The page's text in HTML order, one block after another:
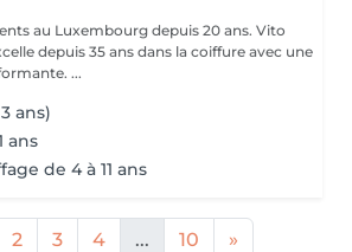
au Luxembourg depuis 20 ans. Vito
depuis 35 ans dans la coiffure avec une
...
ans)
ans
de 4 à 11 ans
2 3 4 ... 10 »